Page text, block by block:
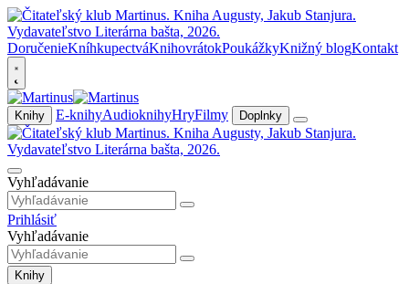
DoručenieKníhkupectváKnihovrátokPoukážkyKnižný blogKontakt
Knihy E-knihyAudioknihyHryFilmy Doplnky
Vyhľadávanie
Prihlásiť
Vyhľadávanie
Knihy